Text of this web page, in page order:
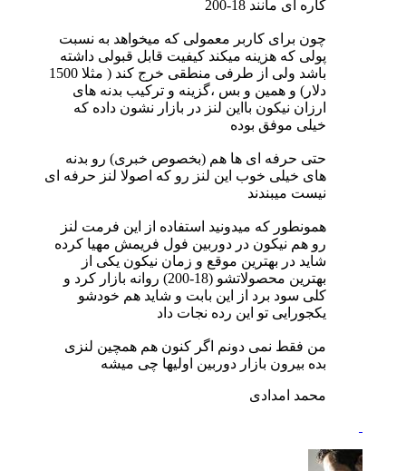
كاره ای مانند 18-200
چون برای كاربر معمولی كه میخواهد به نسبت
پولی كه هزینه میكند كیفیت قابل قبولی داشته
باشد ولی از طرفی منطقی خرج كند ( مثلا 1500
دلار) و همین و بس ،گزینه و تركیب بدنه های
ارزان نیكون بااین لنز در بازار نشون داده كه
خیلی موفق بوده
حتی حرفه ای ها هم (بخصوص خبری) رو بدنه
های خیلی خوب این لنز رو كه اصولا لنز حرفه ای
نیست میبندند
همونطور كه میدونید استفاده از این فرمت لنز
رو هم نیكون در دوربین فول فریمش مهیا كرده
شاید در بهترین موقع و زمان نیكون یكی از
بهترین محصولاتشو (18-200) روانه بازار كرد و
كلی سود برد از این بابت و شاید هم خودشو
یكجورایی تو این رده نجات داد
من فقط نمی دونم اگر كنون هم همچین لنزی
بده بیرون بازار دوربین اولیها چی میشه
محمد امدادی